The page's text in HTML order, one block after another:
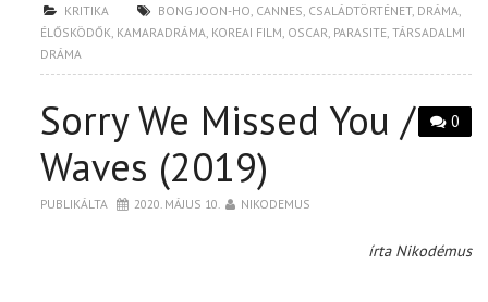
KRITIKA BONG JOON-HO CANNES CSALÁDTÖRTÉNET, DRÁMA
ÉLŐSKÖDŐK KAMARADRÁMA KOREAI FILM OSCAR PARASITE ,TÁRSADALMI
DRÁMA
0
Sorry We Missed You /
Waves (2019)
PUBLIKÁLTA 2020. MÁJUS 10. NIKODEMUS
írta Nikodémus